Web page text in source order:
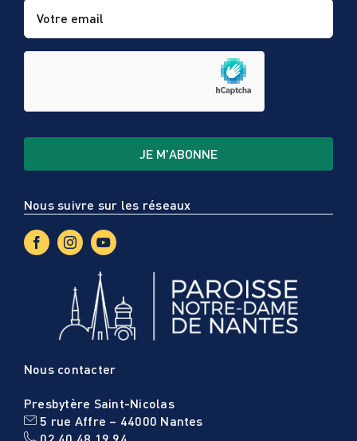
Nous suivre sur les réseaux
Nous contacter
Presbytère Saint-Nicolas
5 rue Affre – 44000 Nantes